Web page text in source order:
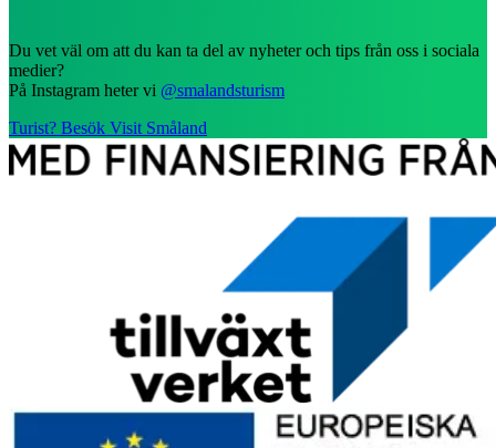
Du vet väl om att du kan ta del av nyheter och tips från oss i sociala
medier?
På Instagram heter vi @smalandsturism
Turist? Besök Visit Småland